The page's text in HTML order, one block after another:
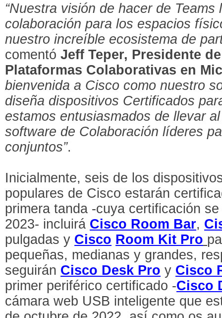
“Nuestra visión de hacer de
colaboración para los espacios
nuestro increíble ecosistema de
comentóJeff Teper, Presidente
Plataformas Colaborativas en
bienvenida a Cisco como nuestro
diseña dispositivos Certificados
estamos entusiasmados de llevar
software de Colaboración líderes
conjuntos”.
Inicialmente, seis de los
populares de Cisco estarán
primera tanda -cuya certificación
2023- incluirá Cisco Room Bar,
pulgadas y Cisco Room Kit Pro
pequeñas, medianas y grandes,
seguirán Cisco Desk Pro y Cisco
primer periférico certificado -Cisco
cámara web USB inteligente que